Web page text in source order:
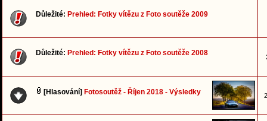
Důležité: Prehled: Fotky vítězu z Foto soutěže 2009
Důležité: Prehled: Fotky vítězu z Foto soutěže 2008
[Hlasování] Fotosoutěž - Říjen 2018 - Výsledky